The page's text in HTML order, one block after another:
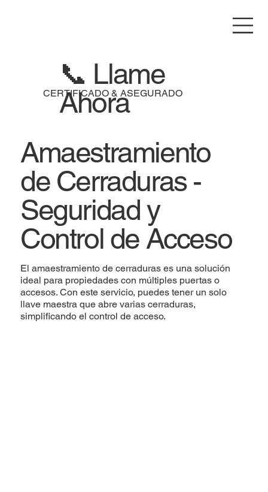
CERTIFICADO & ASEGURADO
📞 Llame
Ahora
Amaestramiento
de Cerraduras -
Seguridad y
Control de Acceso
El amaestramiento de cerraduras es una solución
ideal para propiedades con múltiples puertas o
accesos. Con este servicio, puedes tener un solo
llave maestra que abre varias cerraduras,
simplificando el control de acceso.